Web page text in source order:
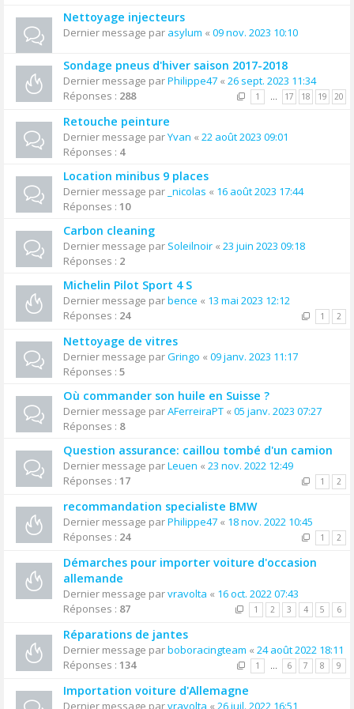
Nettoyage injecteurs
Dernier message par asylum « 09 nov. 2023 10:10
Sondage pneus d'hiver saison 2017-2018
Dernier message parPhilippe47 « 26 sept. 2023 11:34
Réponses : 288 1 … 17 18 19 20
Retouche peinture
Dernier message parYvan « 22 août 2023 09:01
Réponses : 4
Location minibus 9 places
Dernier message par _nicolas « 16 août 2023 17:44
Réponses : 10
Carbon cleaning
Dernier message par Soleilnoir « 23 juin 2023 09:18
Réponses : 2
Michelin Pilot Sport 4 S
Dernier message parbence « 13 mai 2023 12:12
Réponses : 24 1 2
Nettoyage de vitres
Dernier message parGringo « 09 janv. 2023 11:17
Réponses : 5
Où commander son huile en Suisse ?
Dernier message parAFerreiraPT « 05 janv. 2023 07:27
Réponses : 8
Question assurance: caillou tombé d'un camion
Dernier message parLeuen « 23 nov. 2022 12:49
Réponses : 17 1 2
recommandation specialiste BMW
Dernier message parPhilippe47 « 18 nov. 2022 10:45
Réponses : 24 1 2
Démarches pour importer voiture d'occasion
allemande
Dernier message parvravolta « 16 oct. 2022 07:43
Réponses : 87 1 2 3 4 5 6
Réparations de jantes
Dernier message parboboracingteam « 24 août 2022 18:11
Réponses : 134 1 … 6 7 8 9
Importation voiture d'Allemagne
Dernier message parvravolta « 26 juil. 2022 16:51